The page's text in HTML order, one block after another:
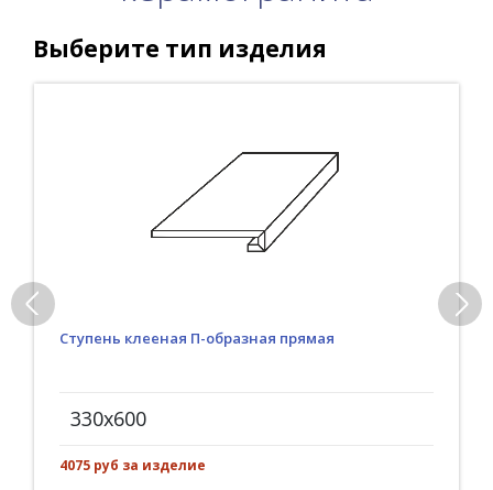
Выберите тип изделия
Ступень клееная П-образная прямая
330x600
4075 руб за изделие